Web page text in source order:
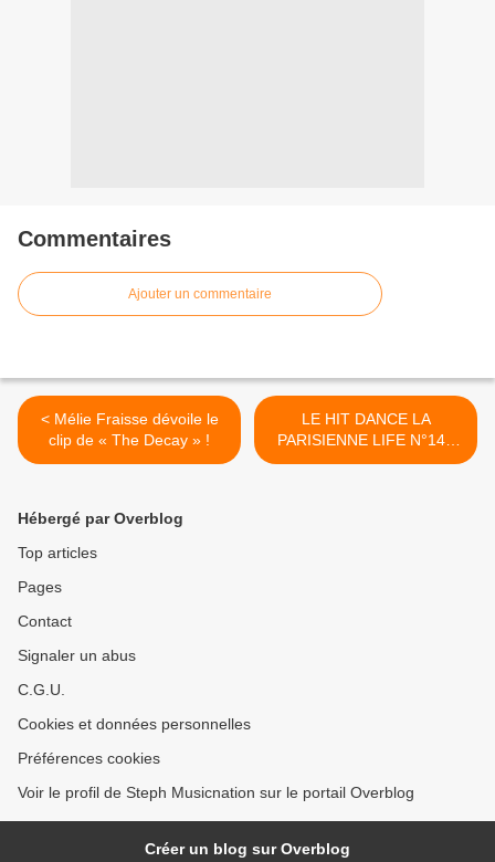
Commentaires
Ajouter un commentaire
< Mélie Fraisse dévoile le
clip de « The Decay » !
LE HIT DANCE LA
PARISIENNE LIFE N°14 -
17 JUIN 2016 >
Hébergé par Overblog
Top articles
Pages
Contact
Signaler un abus
C.G.U.
Cookies et données personnelles
Préférences cookies
Voir le profil de Steph Musicnation sur le portail Overblog
Créer un blog sur Overblog